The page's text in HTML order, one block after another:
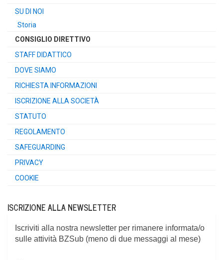
SU DI NOI
Sto­ria
CON­SI­GLIO DIRETTIVO
STAFF DIDAT­TI­CO
DOVE SIA­MO
RICHIE­STA INFORMAZIONI
ISCRI­ZIO­NE ALLA SOCIETÀ
STA­TU­TO
REGO­LA­MEN­TO
SAFE­GUAR­DING
PRI­VA­CY
COO­KIE
ISCRIZIONE ALLA NEWSLETTER
Iscriviti alla nostra newsletter per rimanere informata/o
sulle attività BZSub (meno di due messaggi al mese)